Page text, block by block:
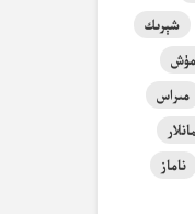
شېرىك
مىراس
ناماز